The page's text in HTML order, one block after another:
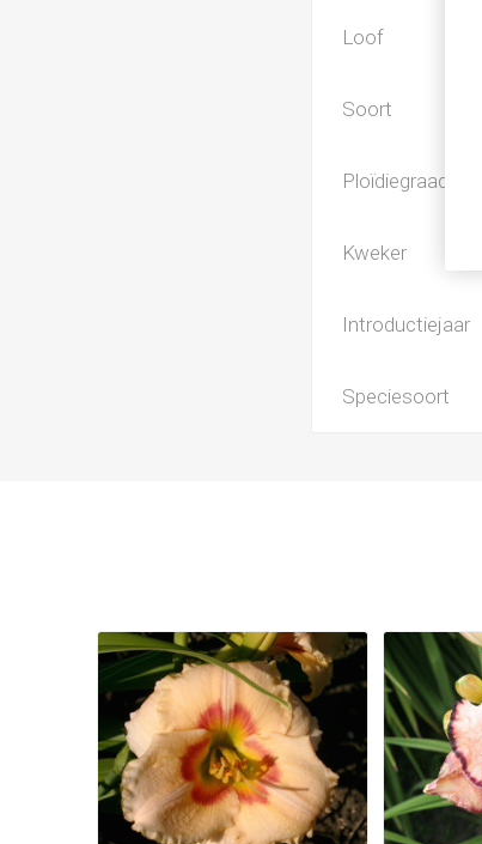
Loof
Soort
Ploïdiegraad
Kweker
Introductiejaar
Speciesoort